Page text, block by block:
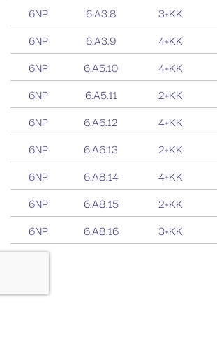
6NP
6.A3.8 3+KK
6NP
6.A3.9 4+KK
6NP
6.A5.10 4+KK
6NP
6.A5.11 2+KK
6NP
6.A6.12 4+KK
6NP
6.A6.13 2+KK
6NP
6.A8.14 4+KK
6NP
6.A8.15 2+KK
6NP
6.A8.16 3+KK